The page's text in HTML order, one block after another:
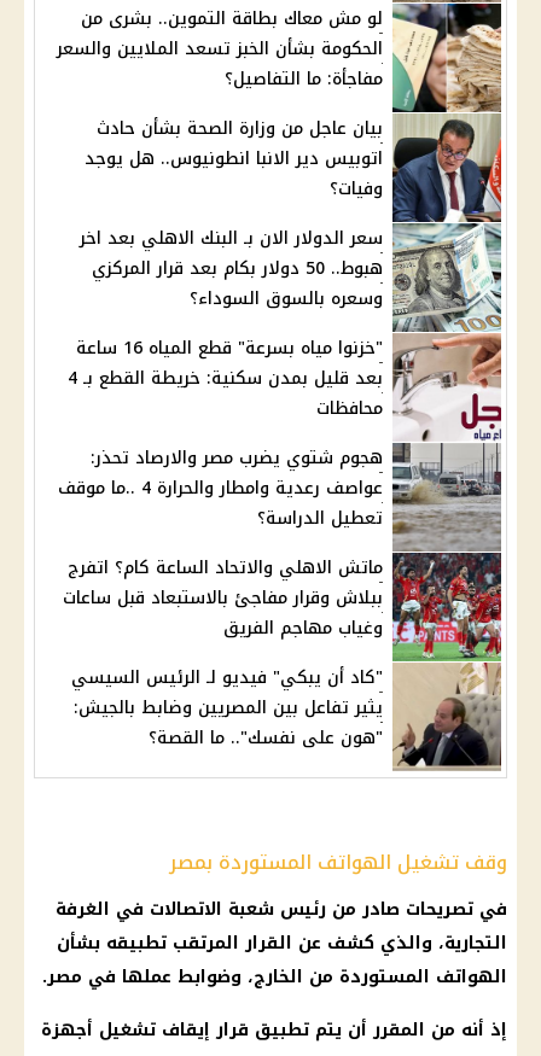
لو مش معاك بطاقة التموين.. بشرى من
الحكومة بشأن الخبز تسعد الملايين والسعر
مفاجأة: ما التفاصيل؟
بيان عاجل من وزارة الصحة بشأن حادث
اتوبيس دير الانبا انطونيوس.. هل يوجد
وفيات؟
سعر الدولار الان بـ البنك الاهلي بعد اخر
هبوط.. 50 دولار بكام بعد قرار المركزي
وسعره بالسوق السوداء؟
"خزنوا مياه بسرعة" قطع المياه 16 ساعة
بعد قليل بمدن سكنية: خريطة القطع بـ 4
محافظات
هجوم شتوي يضرب مصر والارصاد تحذر:
عواصف رعدية وامطار والحرارة 4 ..ما موقف
تعطيل الدراسة؟
ماتش الاهلي والاتحاد الساعة كام؟ اتفرج
ببلاش وقرار مفاجئ بالاستبعاد قبل ساعات
وغياب مهاجم الفريق
"كاد أن يبكي" فيديو لـ الرئيس السيسي
يثير تفاعل بين المصريين وضابط بالجيش:
"هون على نفسك".. ما القصة؟
وقف تشغيل الهواتف المستوردة بمصر
في تصريحات صادر من رئيس شعبة الاتصالات في الغرفة
التجارية، والذي كشف عن القرارالمرتقب تطبيقه بشأن
الهواتف المستوردة من الخارج، وضوابط عملها في مصر.
إذ أنه من المقرر أن يتم تطبيق قرارإيقاف تشغيل أجهزة